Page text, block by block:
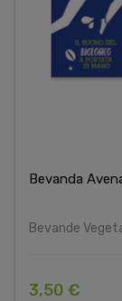
Bevanda
Bevande
3,50 €